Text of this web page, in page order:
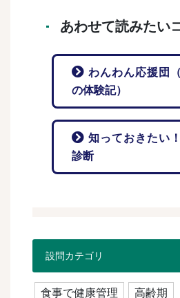
あわせて読みたい
わんわん応援団
の体験記）
知っておきたい
診断
設問カテゴリ
食事で健康管理 高齢期